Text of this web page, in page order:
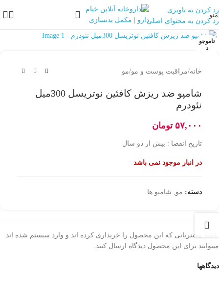
رد کردن به ناوبری
رد کردن به محتوای اصلی
منو
ناموجو
د
بزرگنمایی تصویر
خانه/مراقبت پوست و مو/مو
شامپو ضد ریزش کافئین نوتریسل 300میل
نئودرم
۵۷,۰۰۰ تومان
تاریخ انقضا : بیش از دو سال
در انبار موجود نمی باشد
دسته: مو شامپو ها
دیدگاهها
.فقط مشتریانی که این محصول را خریداری کرده اند و وارد سیستم شده اند
میتوانند برای این محصول دیدگاه ارسال کنند.